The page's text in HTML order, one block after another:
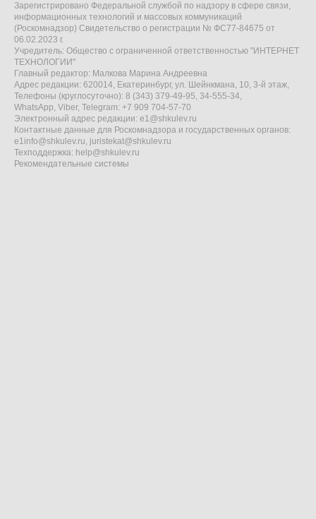
Зарегистрировано Федеральной службой по надзору в сфере связи,
информационных технологий и массовых коммуникаций
(Роскомнадзор) Свидетельство о регистрации № ФС77-84675 от
06.02.2023 г.
Учредитель: Общество с ограниченной ответственностью "ИНТЕРНЕТ
ТЕХНОЛОГИИ"
Главный редактор: Малкова Марина Андреевна
Адрес редакции: 620014, Екатеринбург, ул. Шейнкмана, 10, 3-й этаж,
Телефоны (круглосуточно): 8 (343) 379-49-95, 34-555-34,
WhatsApp, Viber, Telegram: +7 909 704-57-70
Электронный адрес редакции: e1@shkulev.ru
Контактные данные для Роскомнадзора и государственных органов:
e1info@shkulev.ru, juristekat@shkulev.ru
Техподдержка: help@shkulev.ru
Рекомендательные системы